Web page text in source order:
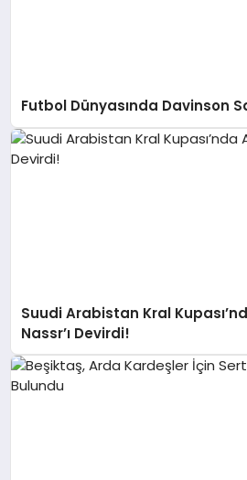
Futbol Dünyasında Davinson
Suudi Arabistan Kral
Nassr’ı Devirdi!